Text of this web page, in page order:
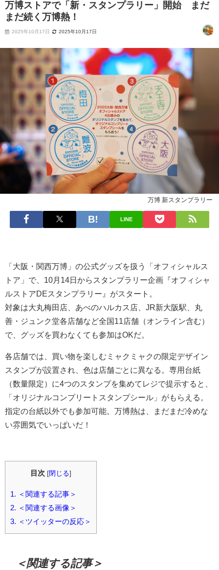
万博ストアで「新・スタンプラリー」開始 まだ
まだ続く万博熱！
2025年10月17日 2025年10月17日
万博 新スタンプラリー
LINE
「大阪・関西万博」の公式グッズを扱う「オフィシャルス
トア」で、10月14日からスタンプラリー企画『オフィシャ
ルストアDEスタンプラリー』がスタート。
対象は大丸梅田店、あべのハルカス店、JR新大阪駅、丸
善・ジュンク堂各店舗など全国11店舗（オンライン含む）
で、グッズを買わなくても参加はOKだ。
各店舗では、買い物を楽しむミャクミャクの限定デザイン
スタンプが設置され、色は店舗ごとに異なる。専用台紙
（数量限定）に4つのスタンプを集めてレジで提示すると、
「オリジナルコンプリートスタンプシール」がもらえる。
指定の台紙以外でも参加可能。万博熱は、まだまだ冷めな
い雰囲気でいっぱいだ！
目次 [閉じる]
1.
＜関連する記事＞
2.
＜関連する画像＞
3.
＜ツイッターの反応＞
＜関連する記事＞